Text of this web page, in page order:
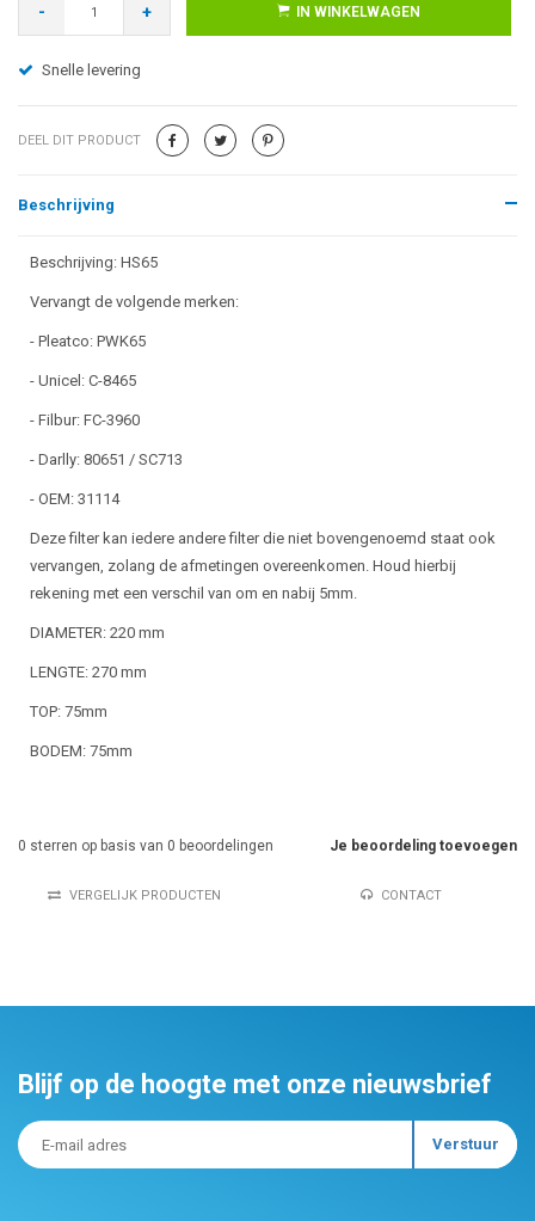
- + IN WINKELWAGEN
Snelle levering
DEEL DIT PRODUCT
Beschrijving
Beschrijving: HS65
Vervangt de volgende merken:
- Pleatco: PWK65
- Unicel: C-8465
- Filbur: FC-3960
- Darlly: 80651 / SC713
- OEM: 31114
Deze filter kan iedere andere filter die niet bovengenoemd staat ook
vervangen, zolang de afmetingen overeenkomen. Houd hierbij
rekening met een verschil van om en nabij 5mm.
DIAMETER: 220 mm
LENGTE: 270 mm
TOP: 75mm
BODEM: 75mm
Je beoordeling toevoegen
0 sterren op basis van 0 beoordelingen
VERGELIJK PRODUCTEN CONTACT
Blijf op de hoogte met onze nieuwsbrief